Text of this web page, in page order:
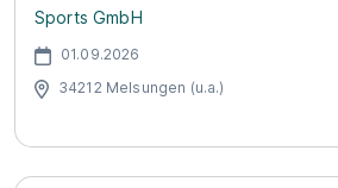
Sports GmbH
01.09.2026
34212 Melsungen (u.a.)